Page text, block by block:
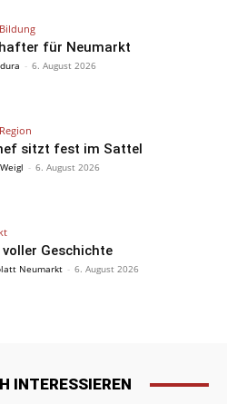
für Neumarkt
- 6. August 2026
sitzt fest im Sattel
- 6. August 2026
voller Geschichte
Neumarkt - 6. August 2026
INTERESSIEREN